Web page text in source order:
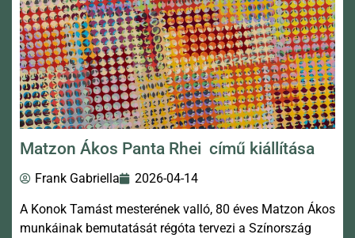
Matzon Ákos Panta Rhei című kiállítása
Frank Gabriella 2026-04-14
A Konok Tamást mesterének valló, 80 éves Matzon Ákos
munkáinak bemutatását régóta tervezi a Színország